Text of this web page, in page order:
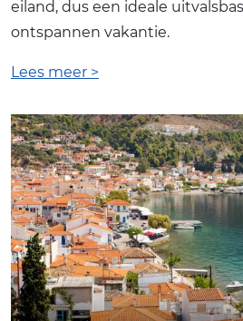
eiland, dus een ideale
ontspannen vakantie.
Lees meer >